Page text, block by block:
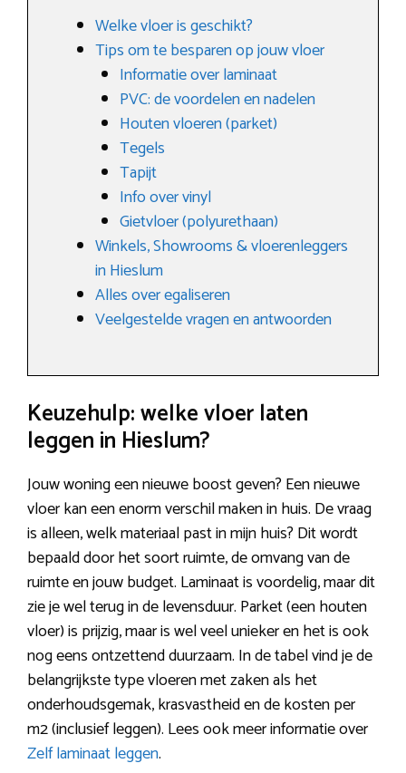
Welke vloer is geschikt?
Tips om te besparen op jouw vloer
Informatie over laminaat
PVC: de voordelen en nadelen
Houten vloeren (parket)
Tegels
Tapijt
Info over vinyl
Gietvloer (polyurethaan)
Winkels, Showrooms & vloerenleggers
in Hieslum
Alles over egaliseren
Veelgestelde vragen en antwoorden
Keuzehulp: welke vloer laten
leggen in Hieslum?
Jouw woning een nieuwe boost geven? Een nieuwe
vloer kan een enorm verschil maken in huis. De vraag
is alleen, welk materiaal past in mijn huis? Dit wordt
bepaald door het soort ruimte, de omvang van de
ruimte en jouw budget. Laminaat is voordelig, maar dit
zie je wel terug in de levensduur. Parket (een houten
vloer) is prijzig, maar is wel veel unieker en het is ook
nog eens ontzettend duurzaam. In de tabel vind je de
belangrijkste type vloeren met zaken als het
onderhoudsgemak, krasvastheid en de kosten per
m2 (inclusief leggen). Lees ook meer informatie over
Zelf laminaat leggen.